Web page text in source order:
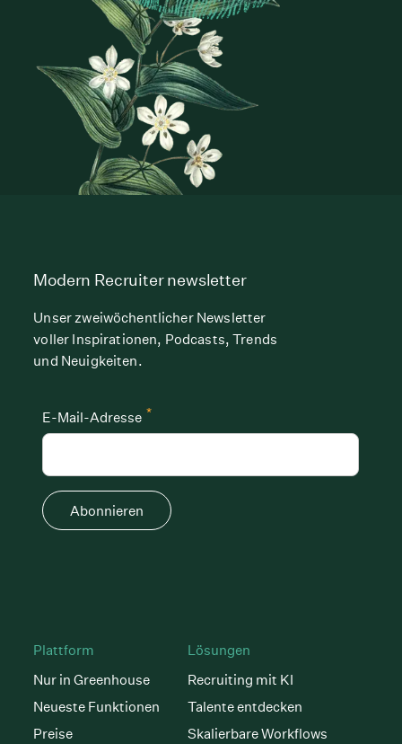
Plattform
Nur in Greenhouse
Neueste Funktionen
Preise
Lösungen
Recruiting mit KI
Talente entdecken
Skalierbare Workflows
Modern Recruiter newsletter
Unser zweiwöchentlicher Newsletter
voller Inspirationen, Podcasts, Trends
und Neuigkeiten.
*
E-Mail-Adresse
Abonnieren